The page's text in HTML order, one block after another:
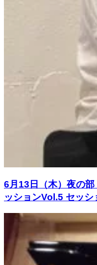
6月13日（木）夜の
ッションVol.5 セッ